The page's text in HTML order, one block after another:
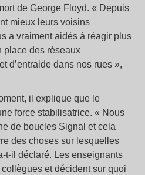
de George Floyd. « Depuis
mieux leurs voisins
a vraiment aidés à réagir plus
place des réseaux
d’entraide dans nos rues »,
il explique que le
force stabilisatrice. « Nous
de boucles Signal et cela
des choses sur lesquelles
t-il déclaré. Les enseignants
et décident sur quoi